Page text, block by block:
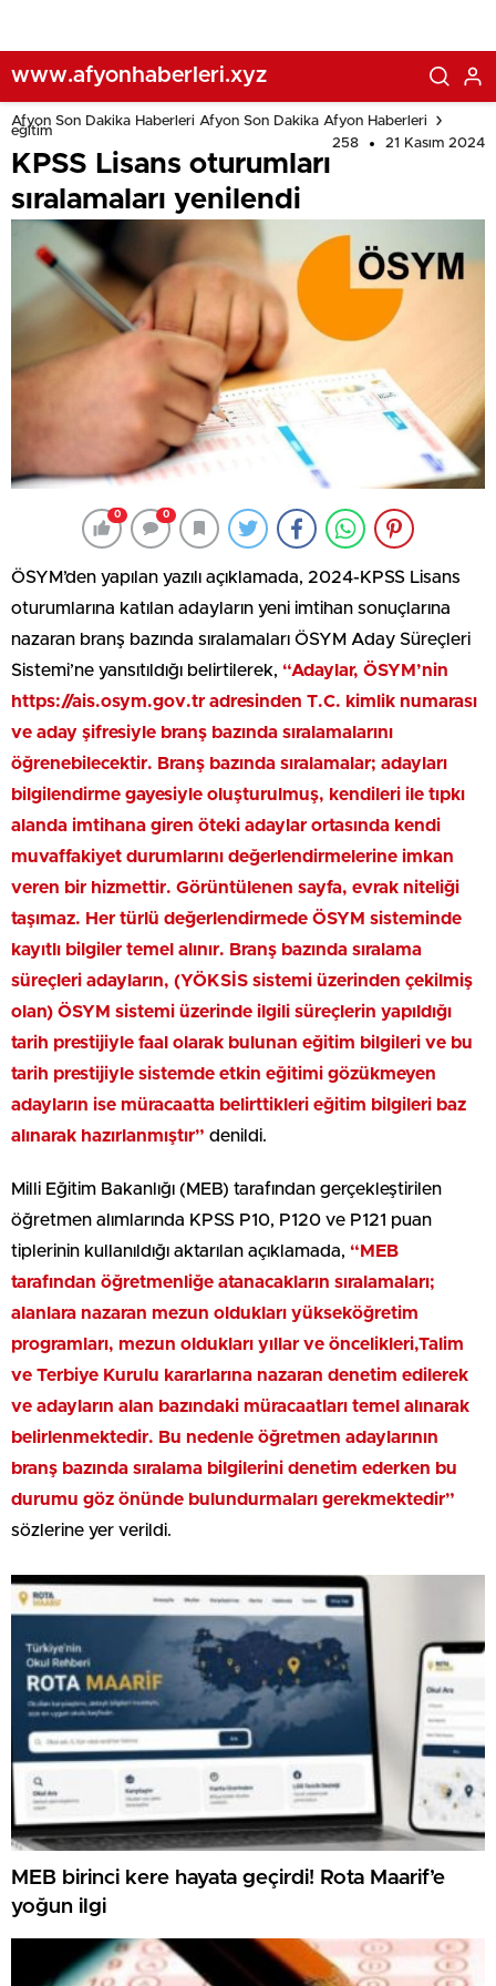
www.afyonhaberleri.xyz
Afyon Son Dakika Haberleri Afyon Son Dakika Afyon Haberleri
eğitim
258
21 Kasım 2024
KPSS Lisans oturumları
sıralamaları yenilendi
0 0
ÖSYM’den yapılan yazılı açıklamada, 2024-KPSS Lisans
oturumlarına katılan adayların yeni imtihan sonuçlarına
nazaran branş bazında sıralamaları ÖSYM Aday Süreçleri
Sistemi’ne yansıtıldığı belirtilerek, “Adaylar, ÖSYM’nin
https://ais.osym.gov.tr adresinden T.C. kimlik numarası
ve aday şifresiyle branş bazında sıralamalarını
öğrenebilecektir. Branş bazında sıralamalar; adayları
bilgilendirme gayesiyle oluşturulmuş, kendileri ile tıpkı
alanda imtihana giren öteki adaylar ortasında kendi
muvaffakiyet durumlarını değerlendirmelerine imkan
veren bir hizmettir. Görüntülenen sayfa, evrak niteliği
taşımaz. Her türlü değerlendirmede ÖSYM sisteminde
kayıtlı bilgiler temel alınır. Branş bazında sıralama
süreçleri adayların, (YÖKSİS sistemi üzerinden çekilmiş
olan) ÖSYM sistemi üzerinde ilgili süreçlerin yapıldığı
tarih prestijiyle faal olarak bulunan eğitim bilgileri ve bu
tarih prestijiyle sistemde etkin eğitimi gözükmeyen
adayların ise müracaatta belirttikleri eğitim bilgileri baz
alınarak hazırlanmıştır” denildi.
Milli Eğitim Bakanlığı (MEB) tarafından gerçekleştirilen
öğretmen alımlarında KPSS P10, P120 ve P121 puan
tiplerinin kullanıldığı aktarılan açıklamada, “MEB
tarafından öğretmenliğe atanacakların sıralamaları;
alanlara nazaran mezun oldukları yükseköğretim
programları, mezun oldukları yıllar ve öncelikleri,Talim
ve Terbiye Kurulu kararlarına nazaran denetim edilerek
ve adayların alan bazındaki müracaatları temel alınarak
belirlenmektedir. Bu nedenle öğretmen adaylarının
branş bazında sıralama bilgilerini denetim ederken bu
durumu göz önünde bulundurmaları gerekmektedir”
sözlerine yer verildi.
MEB birinci kere hayata geçirdi! Rota Maarif’e
yoğun ilgi